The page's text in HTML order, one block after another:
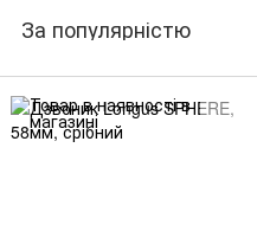
За популярністю